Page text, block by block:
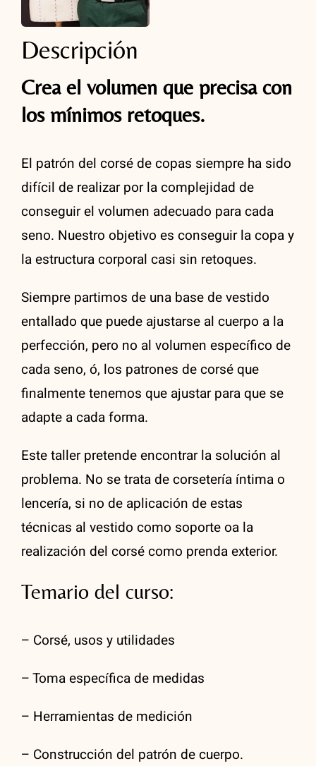
Descripción
Crea el volumen que precisa con
los mínimos retoques.
El patrón del corsé de copas siempre ha sido
difícil de realizar por la complejidad de
conseguir el volumen adecuado para cada
seno. Nuestro objetivo es conseguir la copa y
la estructura corporal casi sin retoques.
Siempre partimos de una base de vestido
entallado que puede ajustarse al cuerpo a la
perfección, pero no al volumen específico de
cada seno, ó, los patrones de corsé que
finalmente tenemos que ajustar para que se
adapte a cada forma.
Este taller pretende encontrar la solución al
problema. No se trata de corsetería íntima o
lencería, si no de aplicación de estas
técnicas al vestido como soporte oa la
realización del corsé como prenda exterior.
Temario del curso:
– Corsé, usos y utilidades
– Toma específica de medidas
– Herramientas de medición
– Construcción del patrón de cuerpo.